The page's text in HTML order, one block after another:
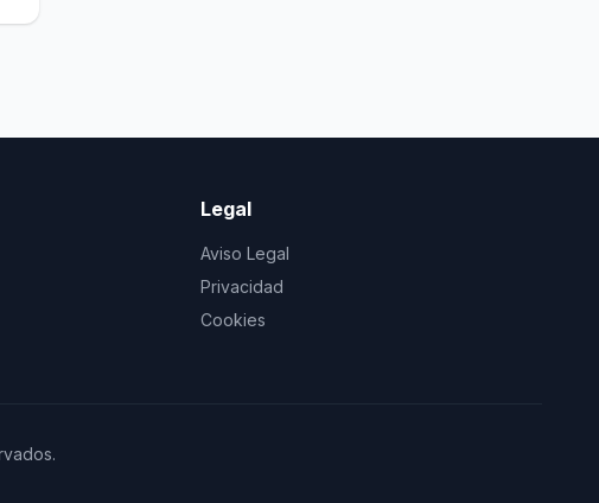
Legal
Aviso Legal
Privacidad
Cookies